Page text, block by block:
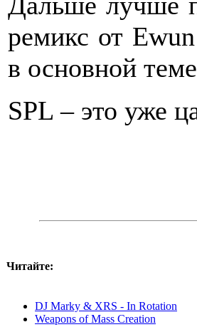
ремикс от
в основной
SPL – это уже
Читайте:
DJ Marky & XRS - In Rotation
Weapons of Mass Creation